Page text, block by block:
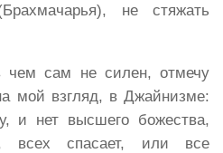
не стяжать
чем сам не силен, отмечу
мой взгляд, в Джайнизме:
и нет высшего божества,
всех спасает, или все